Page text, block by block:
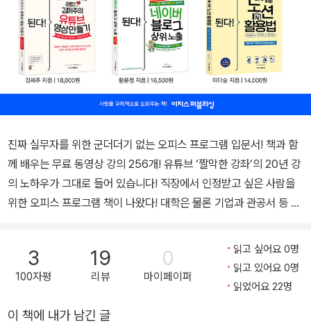
진짜 실무자를 위한 군더더기 없는 오피스 프로그램 입문서! 책과 함
께 배우는 무료 동영상 강의 256개! 유튜브 ‘짤막한 강좌’의 20년 강
의 노하우가 그대로 들어 있습니다! 직장에서 인정받고 싶은 사람을
위한 오피스 프로그램 책이 나왔다! 대학은 물론 기업과 관공서 등 실
체 이한아이티 공동 대표 이충욱 선생님의 강의 노하우를 담은 《된다!
실무 엑셀 파워포인트 워드&한글》! 이 책 한 번만 읽어도 직장에서 인
정받는다! 또한 완전 초보자를 위해 ‘동영상 강의 256개’를 새로 준
된다. 책으로 공부해도 충분하지만, 동영상 강의가 필요한 독자를 위
3
100자평
19
리뷰
0
마이페이퍼
읽고 싶어요 0명
읽고 있어요 0명
읽었어요 22명
이 책에 내가 남긴 글